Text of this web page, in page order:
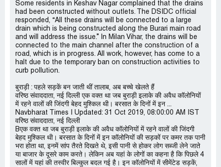
Some residents in Keshav Nagar complained that the drains
had been constructed without outlets. The DSIDC official
responded, “All these drains will be connected to a large
drain which is being constructed along the Burari main road
and will address the issue.” In Milan Vihar, the drains will be
connected to the main channel after the construction of a
road, which is in progress. All work, however, has come to a
halt due to the temporary ban on construction activities to
curb pollution.
बुराड़ी : पहले सड़कें बन जाती थीं तालाब, अब बच्चे खेलते हैं
वरिष्ठ संवाददाता, नई दिल्ली एक वक्त था जब बुराड़ी इलाके की अवैध कॉलोनियों
में रहने वालों की जिंदगी बेहद मुश्किल थी। बरसात के दिनों में इन ...
Navbharat Times | Updated: 31 Oct 2019, 08:00:00 AM IST
वरिष्ठ संवाददाता, नई दिल्ली
Bएक वक्त था जब बुराड़ी इलाके की अवैध कॉलोनियों में रहने वालों की जिंदगी
बेहद मुश्किल थी। बरसात के दिनों में इन कॉलोनियों की सड़कों पर कमर तक पानी
भरा होता था, इनमें सांप तैरते दिखते थे, इसी पानी से होकर लोग सब्जी लेने जाते
या बाजार के दूसरे काम करते। लेकिन अब यहां के लोगों का कहना है कि पिछले 4
सालों में यहां की तस्वीर बिल्कुल बदल गई है। इन कॉलोनियों में सीमेंटेड सड़कें,